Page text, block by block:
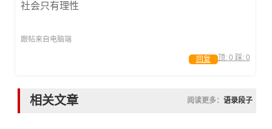
社会只有理性
跟帖来自电脑端
顶: 0 踩: 0
回复
相关文章 阅读更多： 语录段子